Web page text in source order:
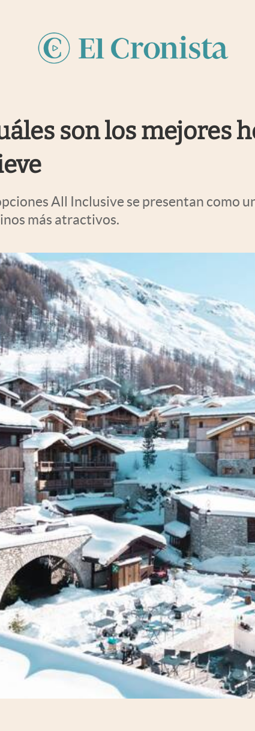
son los mejores
All Inclusive se presentan como
más atractivos.